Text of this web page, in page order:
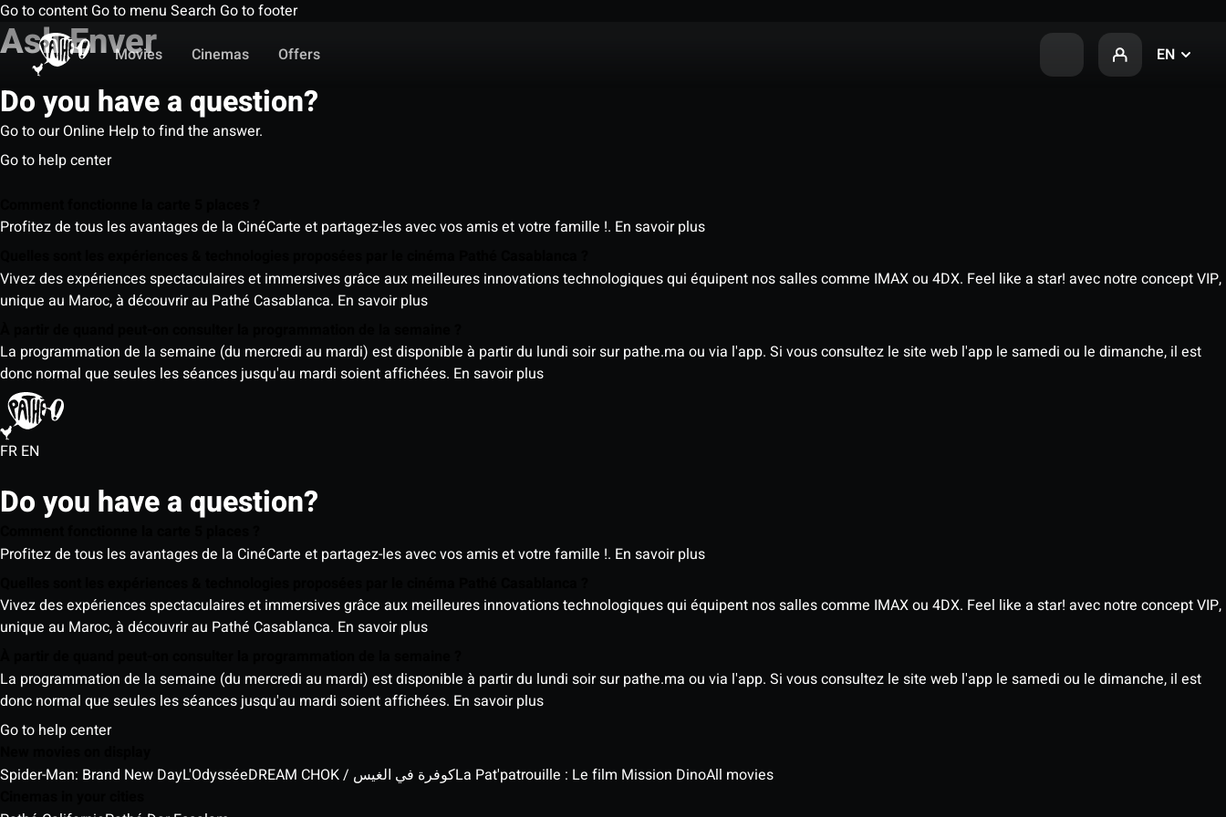
Go to content Go to menu Search Go to footer
Movies
Cinemas Offers EN
Aslı Enver
Do you have a question?
Go to our Online Help to find the answer.
Go to help center
Profitez de tous les avantages de la CinéCarte et partagez-les avec vos amis et votre famille !. En savoir plus
Vivez des expériences spectaculaires et immersives grâce aux meilleures innovations technologiques qui équipent nos salles comme IMAX ou 4DX. Feel like a star! avec notre concept VIP,
unique au Maroc, à découvrir au Pathé Casablanca. En savoir plus
La programmation de la semaine (du mercredi au mardi) est disponible à partir du lundi soir sur pathe.ma ou via l'app. Si vous consultez le site web l'app le samedi ou le dimanche, il est
donc normal que seules les séances jusqu'au mardi soient affichées. En savoir plus
FR EN
Do you have a question?
Profitez de tous les avantages de la CinéCarte et partagez-les avec vos amis et votre famille !. En savoir plus
Vivez des expériences spectaculaires et immersives grâce aux meilleures innovations technologiques qui équipent nos salles comme IMAX ou 4DX. Feel like a star! avec notre concept VIP,
unique au Maroc, à découvrir au Pathé Casablanca. En savoir plus
La programmation de la semaine (du mercredi au mardi) est disponible à partir du lundi soir sur pathe.ma ou via l'app. Si vous consultez le site web l'app le samedi ou le dimanche, il est
donc normal que seules les séances jusqu'au mardi soient affichées. En savoir plus
Go to help center
Spider-Man: Brand New DayL'Odyssée DREAM CHOK / كوفرة في الغيسLa Pat'patrouille : Le film Mission DinoAll movies